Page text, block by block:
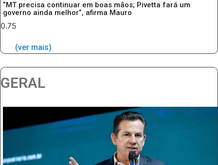
”MT precisa continuar em boas mãos; Pivetta fará um
governo ainda melhor”, afirma Mauro
(ver mais)
GERAL